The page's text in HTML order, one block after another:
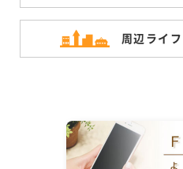
周辺ライフ